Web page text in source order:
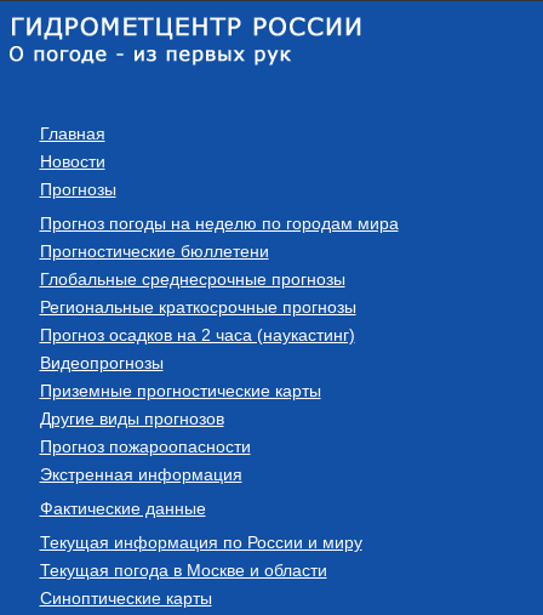
Главная
Новости
Прогнозы
Прогноз погоды на неделю по городам мира
Прогностические бюллетени
Глобальные среднесрочные прогнозы
Региональные краткосрочные прогнозы
Прогноз осадков на 2 часа (наукастинг)
Видеопрогнозы
Приземные прогностические карты
Другие виды прогнозов
Прогноз пожароопасности
Экстренная информация
Фактические данные
Текущая информация по России и миру
Текущая погода в Москве и области
Синоптические карты